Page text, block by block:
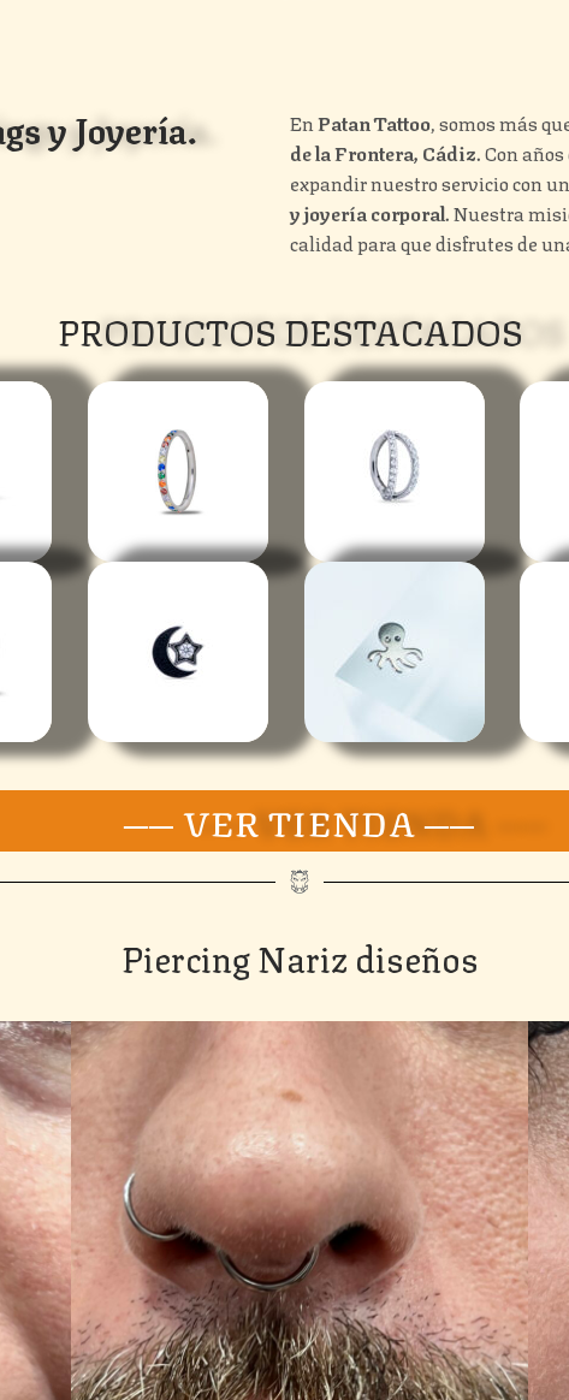
y Joyería. EnPatan Tattoo, somos más
de la Frontera, Cádiz. Con
expandir nuestro servicio con
y joyería corporal. Nuestra
calidad para que disfrutes de
PRODUCTOS DESTACADOS
── VER TIENDA ──
Piercing Nariz diseños